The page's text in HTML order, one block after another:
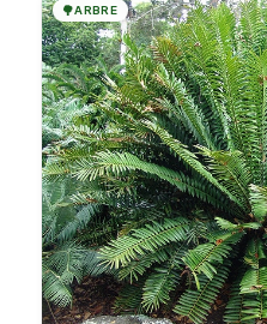
🌳ARBRE